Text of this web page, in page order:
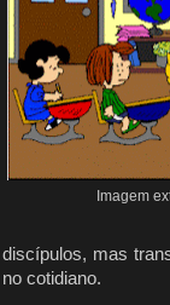
Imagem
discípulos, mas
no cotidiano.